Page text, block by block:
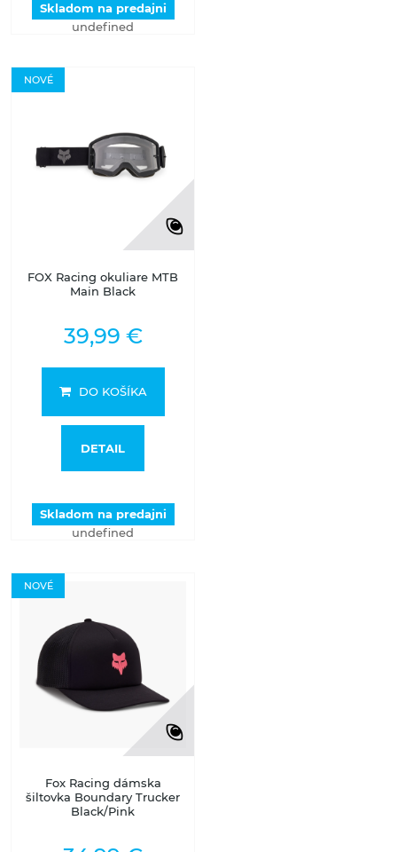
Skladom na predajni
undefined
NOVÉ
FOX Racing okuliare MTB
Main Black
39,99 €
DO KOŠÍKA
DETAIL
Skladom na predajni
undefined
NOVÉ
Fox Racing dámska
šiltovka Boundary Trucker
Black/Pink